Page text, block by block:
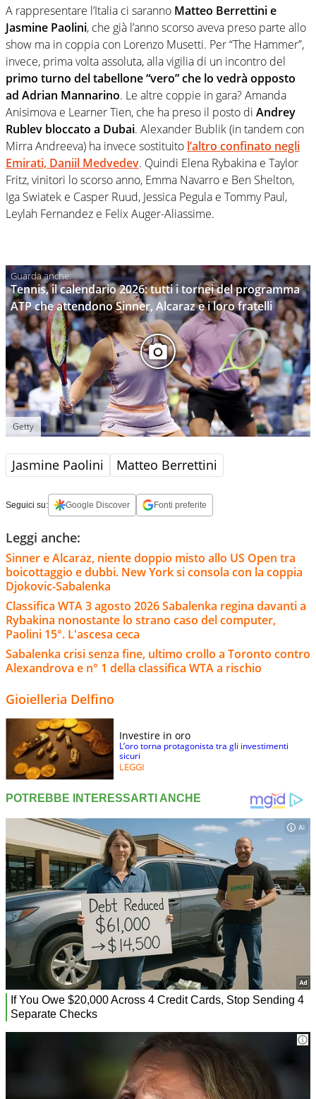
A rappresentare l’Italia ci saranno Matteo Berrettini e
Jasmine Paolini, che già l’anno scorso aveva preso parte allo
show ma in coppia con Lorenzo Musetti. Per “The Hammer”,
invece, prima volta assoluta, alla vigilia di un incontro del
primo turno del tabellone “vero” che lo vedrà opposto
ad Adrian Mannarino. Le altre coppie in gara? Amanda
Anisimova e Learner Tien, che ha preso il posto di Andrey
Rublev bloccato a Dubai. Alexander Bublik (in tandem con
Mirra Andreeva) ha invece sostituito l’altro confinato negli
Emirati, Daniil Medvedev. Quindi Elena Rybakina e Taylor
Fritz, vinitori lo scorso anno, Emma Navarro e Ben Shelton,
Iga Swiatek e Casper Ruud, Jessica Pegula e Tommy Paul,
Leylah Fernandez e Felix Auger-Aliassime.
Tennis, il calendario 2026: tutti i tornei del programma
ATP che attendono Sinner, Alcaraz e i loro fratelli
Getty
Jasmine Paolini Matteo Berrettini
Seguici su: Google Discover Fonti preferite
Leggi anche:
Sinner e Alcaraz, niente doppio misto allo US Open tra
boicottaggio e dubbi. New York si consola con la coppia
Djokovic-Sabalenka
Classifica WTA 3 agosto 2026 Sabalenka regina davanti a
Rybakina nonostante lo strano caso del computer,
Paolini 15°. L'ascesa ceca
Sabalenka crisi senza fine, ultimo crollo a Toronto contro
Alexandrova e n° 1 della classifica WTA a rischio
Gioielleria Delfino
Investire in oro
L’oro torna protagonista tra gli investimenti
sicuri
LEGGI